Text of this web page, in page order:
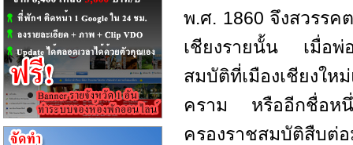
พ.ศ. 1860 จึงสวรรค
เชียงรายนั้น เมื่อพ่อ
สมบัติที่เมืองเชียงใ
คราม หรืออีกชื่อหนึ่
ครองราชสมบัติสืบต่